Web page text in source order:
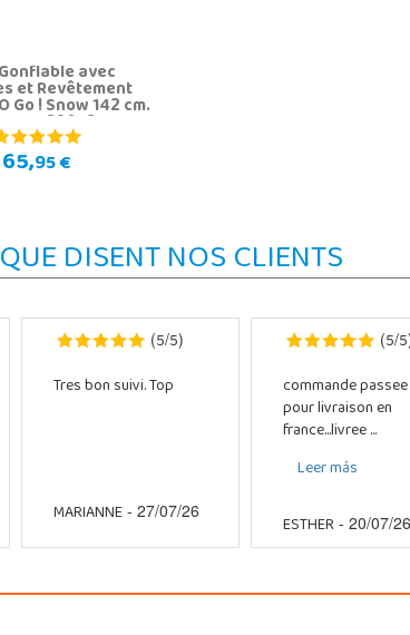
avec
et Revêtement
Go ! Snow 142 cm.
39053
65,95 €
DISENT NOS CLIENTS
(5/5)
Tres bon suivi. Top
MARIANNE- 27/07/26
(5/5
commande passee
pour livraison en
france...livree ...
Leer más
ESTHER- 20/07/26